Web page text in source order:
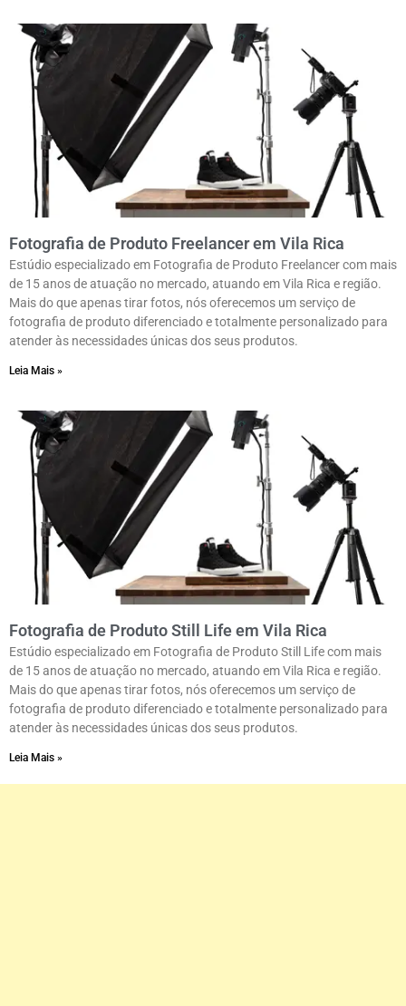
Fotografia de Produto Freelancer em Vila Rica
Estúdio especializado em Fotografia de Produto Freelancer com mais
de 15 anos de atuação no mercado, atuando em Vila Rica e região.
Mais do que apenas tirar fotos, nós oferecemos um serviço de
fotografia de produto diferenciado e totalmente personalizado para
atender às necessidades únicas dos seus produtos.
Leia Mais »
Fotografia de Produto Still Life em Vila Rica
Estúdio especializado em Fotografia de Produto Still Life com mais
de 15 anos de atuação no mercado, atuando em Vila Rica e região.
Mais do que apenas tirar fotos, nós oferecemos um serviço de
fotografia de produto diferenciado e totalmente personalizado para
atender às necessidades únicas dos seus produtos.
Leia Mais »